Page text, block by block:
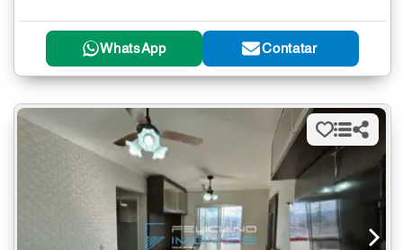
WhatsApp Contatar